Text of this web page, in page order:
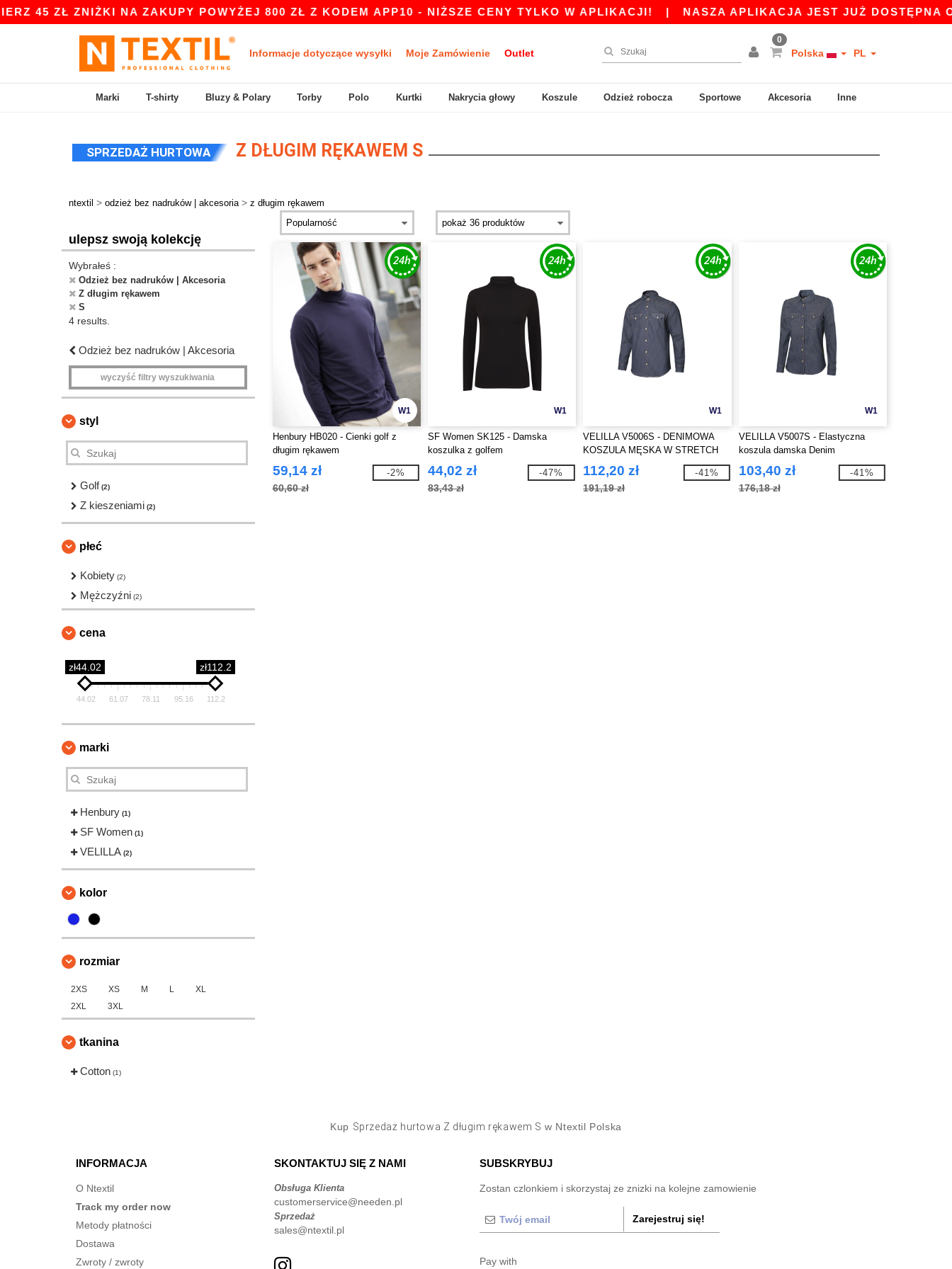
45 ZŁ ZNIŻKI NA ZAKUPY POWYŻEJ 800 ZŁ Z KODEM APP10 - NIŻSZE CENY TYLKO W APLIKACJI!| NASZA APLIKACJA JEST JUŻ DOSTĘPNA
Informacje dotyczące wysyłki Moje Zamówienie Outlet
0
Polska PL
Marki T-shirty Bluzy & Polary Torby Polo Kurtki Nakrycia głowy Koszule Odzież robocza Sportowe Akcesoria Inne
SPRZEDAŻ HURTOWA Z DŁUGIM RĘKAWEM S
ntextil > odzież bez nadruków | akcesoria > z długim rękawem
ulepsz swoją kolekcję
Wybrałeś :
Odzież bez nadruków | Akcesoria
Z długim rękawem
S
4 results.
Odzież bez nadruków | Akcesoria
wyczyść filtry wyszukiwania
styl
Golf (2)
Z kieszeniami (2)
płeć
Kobiety (2)
Mężczyźni (2)
cena
zł44.02 zł112.2
44.02 61.07 78.11 95.16 112.2
marki
Henbury (1)
SF Women (1)
VELILLA (2)
kolor
rozmiar
2XS XS M L
XL
2XL
3XL
tkanina
Cotton (1)
W1
Henbury HB020 - Cienki golf z
długim rękawem
59,14 zł
60,60 zł
-2%
W1
SF Women SK125 - Damska
koszulka z golfem
44,02 zł
83,43 zł
-47%
W1
VELILLA V5006S - DENIMOWA
KOSZULA MĘSKA W STRETCH
112,20 zł
191,19 zł
-41%
W1
VELILLA V5007S - Elastyczna
koszula damska Denim
103,40 zł
176,18 zł
-41%
Kup Sprzedaż hurtowa Z długim rękawem S w Ntextil Polska
INFORMACJA
O Ntextil
Track my order now
Metody płatności
Dostawa
Zwroty / zwroty
SKONTAKTUJ SIĘ Z NAMI
Obsługa Klienta
customerservice@needen.pl
Sprzedaż
sales@ntextil.pl
SUBSKRYBUJ
Zostan czlonkiem i skorzystaj ze znizki na kolejne zamowienie
Zarejestruj się!
Pay with